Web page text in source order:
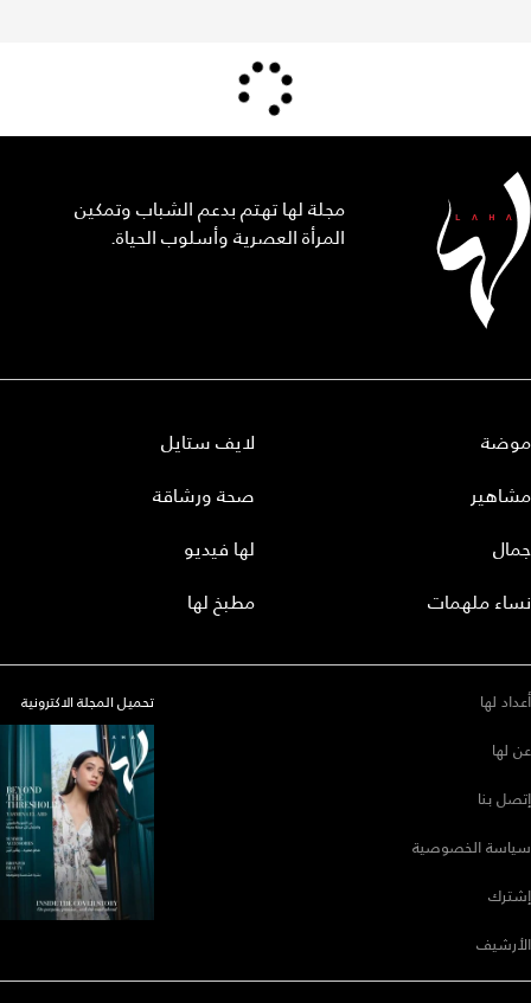
مجلة لها تهتم بدعم الشباب وتمكين
المرأة العصرية وأسلوب الحياة.
موضة
مشاهير
جمال
نساء ملهمات
لايف ستايل
صحة ورشاقة
لها فيديو
مطبخ لها
أعداد لها
عن لها
إتصل بنا
سياسة الخصوصية
إشترك
الأرشيف
تحميل المجلة الاكترونية